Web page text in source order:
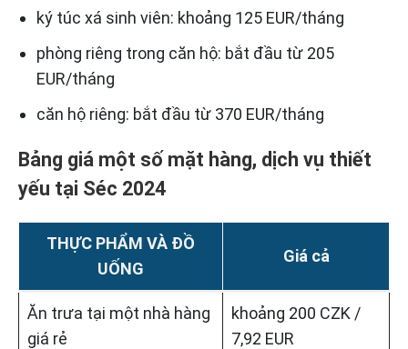
ký túc xá sinh viên: khoảng 125 EUR/tháng
phòng riêng trong căn hộ: bắt đầu từ 205
EUR/tháng
căn hộ riêng: bắt đầu từ 370 EUR/tháng
Bảng giá một số mặt hàng, dịch vụ thiết
yếu tại Séc 2024
THỰC PHẨM VÀ ĐỒ
UỐNG
Giá cả
Ăn trưa tại một nhà hàng
giá rẻ
khoảng 200 CZK /
7,92 EUR